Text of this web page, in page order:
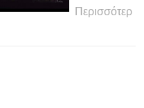
Περισσότερ